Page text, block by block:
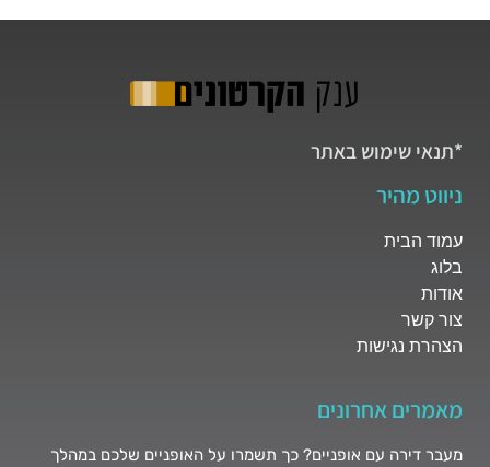
*תנאי שימוש באתר
ניווט מהיר
עמוד הבית
בלוג
אודות
צור קשר
הצהרת נגישות
מאמרים אחרונים
מעבר דירה עם אופניים? כך תשמרו על האופניים שלכם במהלך